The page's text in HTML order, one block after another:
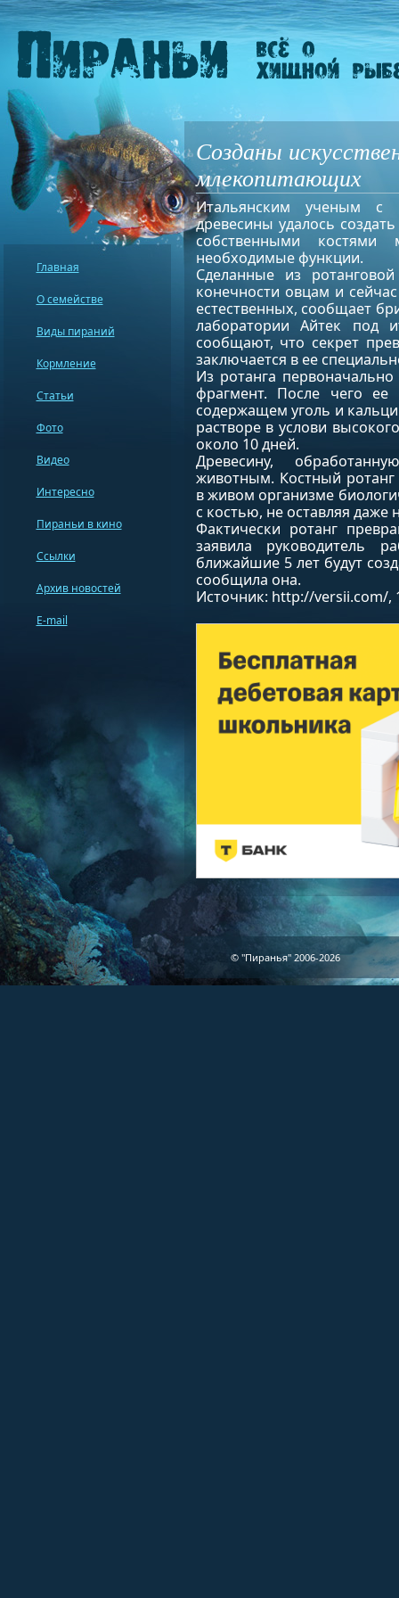
Созданы
млекопитающих
Итальянским ученым с
древесины удалось
собственными
необходимые функции.
Сделанные из
конечности овцам и
естественных, сообщает
лаборатории Айтек под
сообщают, что секрет
заключается в ее
Из ротанга
фрагмент. После чего ее
содержащем уголь и
растворе в услови
около 10 дней.
Древесину,
животным. Костный ротанг
в живом организме
с костью, не оставляя даже
Фактически ротанг
заявила руководитель
ближайшие 5 лет будут
сообщила она.
Источник: http://versii.com/,
Главная
О семействе
Виды пираний
Кормление
Статьи
Фото
Видео
Интересно
Пираньи в кино
Ссылки
Архив новостей
E-mail
© "Пиранья" 2006-2026